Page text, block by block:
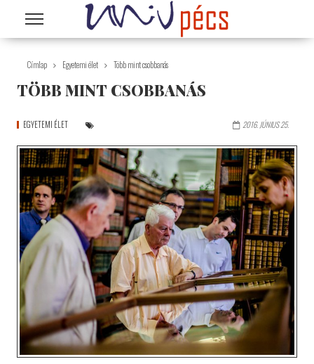
Ugrás a tartalomra
Címlap Egyetemi élet Több mint csobbanás
TÖBB MINT CSOBBANÁS
EGYETEMI ÉLET 2016. JÚNIUS 25.